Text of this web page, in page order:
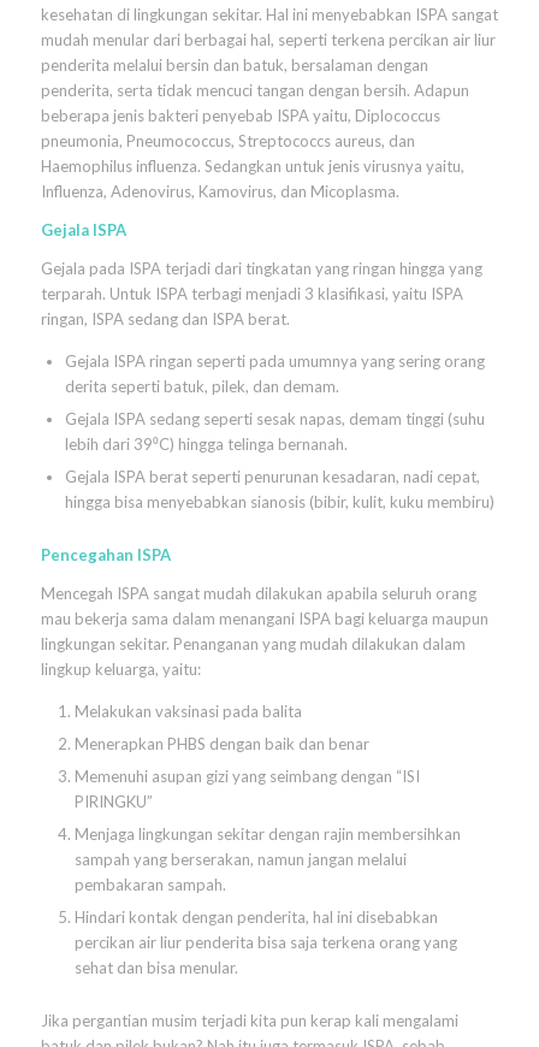
kesehatan di lingkungan sekitar. Hal ini menyebabkan ISPA sangat
mudah menular dari berbagai hal, seperti terkena percikan air liur
penderita melalui bersin dan batuk, bersalaman dengan
penderita, serta tidak mencuci tangan dengan bersih. Adapun
beberapa jenis bakteri penyebab ISPA yaitu, Diplococcus
pneumonia, Pneumococcus, Streptococcs aureus, dan
Haemophilus influenza. Sedangkan untuk jenis virusnya yaitu,
Influenza, Adenovirus, Kamovirus, dan Micoplasma.
Gejala ISPA
Gejala pada ISPA terjadi dari tingkatan yang ringan hingga yang
terparah. Untuk ISPA terbagi menjadi 3 klasifikasi, yaitu ISPA
ringan, ISPA sedang dan ISPA berat.
Gejala ISPA ringan seperti pada umumnya yang sering orang
derita seperti batuk, pilek, dan demam.
Gejala ISPA sedang seperti sesak napas, demam tinggi (suhu
lebih dari 39⁰C) hingga telinga bernanah.
Gejala ISPA berat seperti penurunan kesadaran, nadi cepat,
hingga bisa menyebabkan sianosis (bibir, kulit, kuku membiru)
Pencegahan ISPA
Mencegah ISPA sangat mudah dilakukan apabila seluruh orang
mau bekerja sama dalam menangani ISPA bagi keluarga maupun
lingkungan sekitar. Penanganan yang mudah dilakukan dalam
lingkup keluarga, yaitu:
Melakukan vaksinasi pada balita
Menerapkan PHBS dengan baik dan benar
Memenuhi asupan gizi yang seimbang dengan “ISI
PIRINGKU”
Menjaga lingkungan sekitar dengan rajin membersihkan
sampah yang berserakan, namun jangan melalui
pembakaran sampah.
Hindari kontak dengan penderita, hal ini disebabkan
percikan air liur penderita bisa saja terkena orang yang
sehat dan bisa menular.
Jika pergantian musim terjadi kita pun kerap kali mengalami